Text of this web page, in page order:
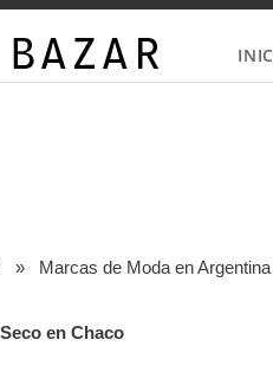
» Marcas de Moda en Argentina
en Chaco